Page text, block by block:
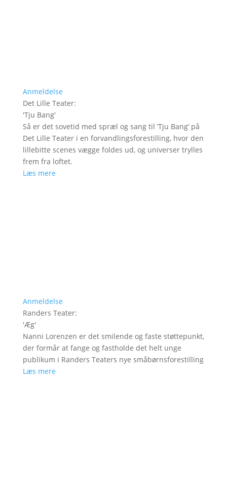
Anmeldelse
Det Lille Teater:
'Tju Bang'
Så er det sovetid med spræl og sang til ’Tju Bang’ på
Det Lille Teater i en forvandlingsforestilling, hvor den
lillebitte scenes vægge foldes ud, og universer trylles
frem fra loftet.
Læs mere
Anmeldelse
Randers Teater:
'Æg'
Nanni Lorenzen er det smilende og faste støttepunkt,
der formår at fange og fastholde det helt unge
publikum i Randers Teaters nye småbørnsforestilling
Læs mere